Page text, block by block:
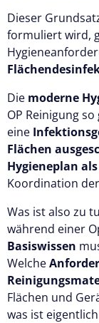
Dieser
formuliert wird,
Die moderne
OP Reinigung
eine
Flächen
Hygieneplan
Koordination
Was ist also zu
während einer
Basiswissen
Welche
Flächen und
was ist